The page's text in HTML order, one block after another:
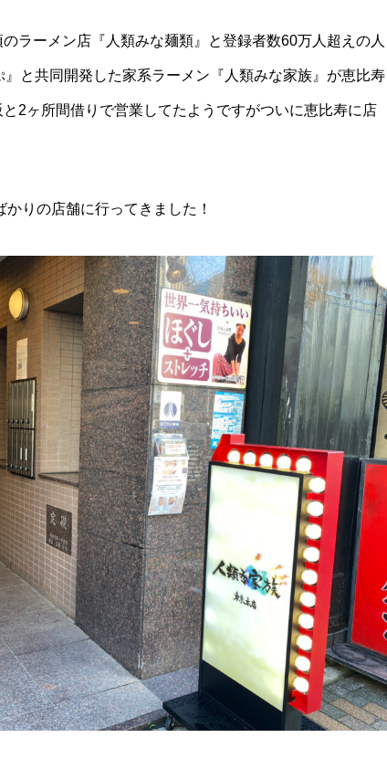
ラーメン店『人類みな麺類』と登録者数60万人超えの人
と共同開発した家系ラーメン『人類みな家族』が恵比寿
2ヶ所間借りで営業してたようですがついに恵比寿に店
りの店舗に行ってきました！